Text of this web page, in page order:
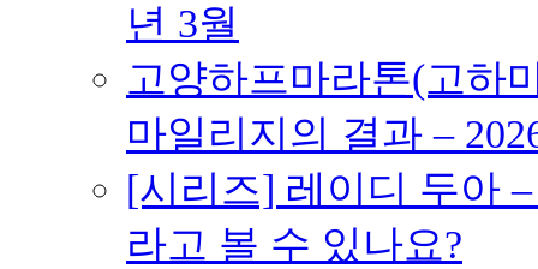
년 3월
고양하프마라톤(고하
마일리지의 결과 –
[시리즈] 레이디 두아
라고 볼 수 있나요?